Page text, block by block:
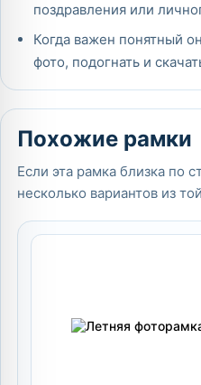
поздравления или
Когда важен понятный
фото, подогнать и
Похожие рамки
Если эта рамка близка по
несколько вариантов из